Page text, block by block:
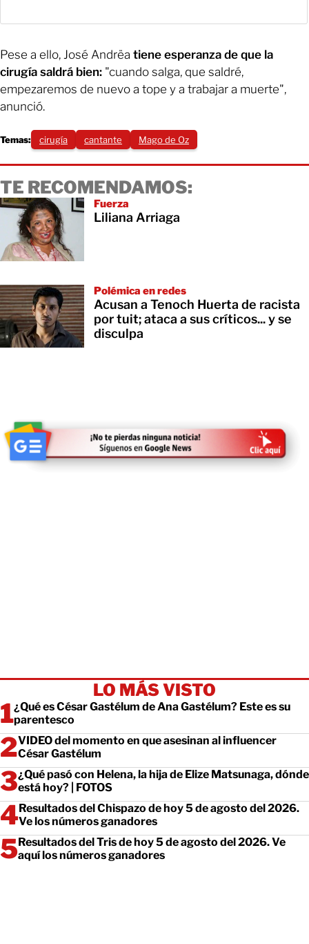
Pese a ello, José Andrëa tiene esperanza de que la
cirugía saldrá bien: "cuando salga, que saldré,
empezaremos de nuevo a tope y a trabajar a muerte",
anunció.
Temas: cirugía cantante Mago de Oz
TE RECOMENDAMOS:
Fuerza
Liliana Arriaga
Polémica en redes
Acusan a Tenoch Huerta de racista
por tuit; ataca a sus críticos... y se
disculpa
LO MÁS VISTO
¿Qué es César Gastélum de Ana Gastélum? Este es su
parentesco
VIDEO del momento en que asesinan al influencer
César Gastélum
¿Qué pasó con Helena, la hija de Elize Matsunaga, dónde
está hoy? | FOTOS
Resultados del Chispazo de hoy 5 de agosto del 2026.
Ve los números ganadores
Resultados del Tris de hoy 5 de agosto del 2026. Ve
aquí los números ganadores